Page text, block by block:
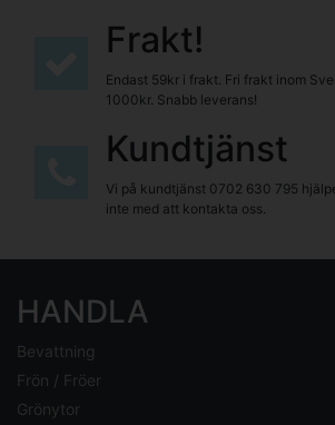
Frakt!
Endast 59kr i frakt. Fri frakt inom
1000kr. Snabb leverans!
Kundtjänst
Vi på kundtjänst 0702 630 795
inte med att kontakta oss.
HANDLA
Bevattning
Frön / Fröer
Grönytor